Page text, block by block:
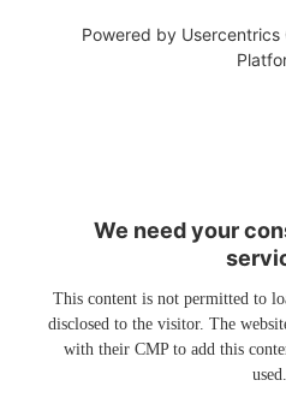
Powered by Usercentrics
We need your
This content is not permitted to
disclosed to the visitor. The
with their CMP to add this
used.